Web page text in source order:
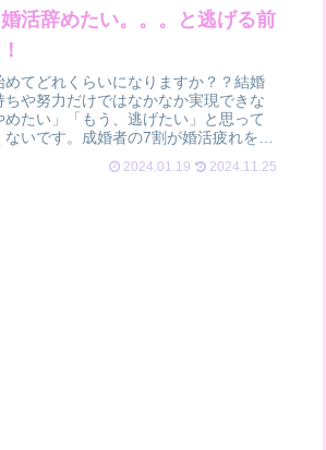
活辞めたい。。。と逃げる前
めてどれくらいになりますか？？結婚
ちや努力だけではなかなか実現できな
めたい」「もう、逃げたい」と思って
ないです。成婚者の7割が婚活疲れを克
2024.01.19 2024.11.25